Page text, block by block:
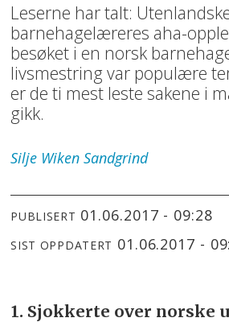
Leserne har talt:
barnehagelæreres aha-
besøket i en norsk
livsmestring var populære
er de ti mest leste sakene i
gikk.
Silje Wiken Sandgrind
PUBLISERT 01.06.2017 - 09:28
SIST OPPDATERT 01.06.2017 -
1. Sjokkerte over norske